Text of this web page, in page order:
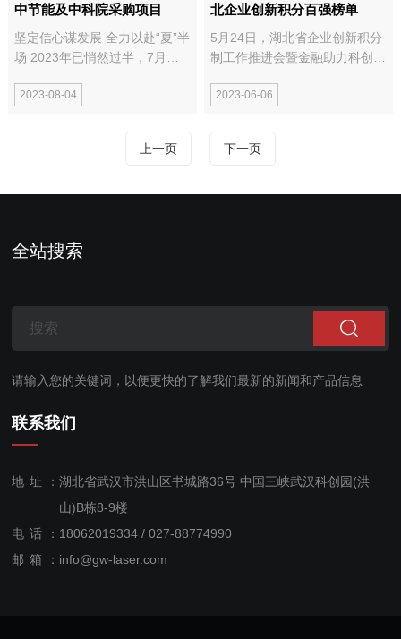
中节能及中科院采购项目
坚定信心谋发展 全力以赴“夏”半
场 2023年已悄然过半，7月的
传！ 近期，敢为科技在传统环
2023-08-04
北企业创新积分百强榜单
5月24日，湖北省企业创新积分
制工作推进会暨金融助力科创企
会上，湖北省科技厅发布了
技术企业代表之一，入选全省创
2023-06-06
上一页 下一页
全站搜索
请输入您的关键词，以便更快的了解我们最新的新闻和产品信息
联系我们
地址： 湖北省武汉市洪山区书城路36号 中国三峡武汉科创园(洪
山)B栋8-9楼
电话： 18062019334 / 027-88774990
售后服
邮箱： info@gw-laser.com